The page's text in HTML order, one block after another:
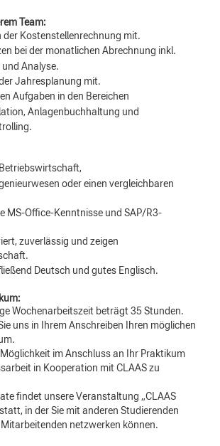
Team:
der Kostenstellenrechnung mit.
bei der monatlichen Abrechnung inkl.
Analyse.
Jahresplanung mit.
Aufgaben in den Bereichen
Anlagenbuchhaltung und
oder einen vergleichbaren
MS-Office-Kenntnisse und SAP/R3-
zuverlässig und zeigen
Deutsch und gutes Englisch.
Wochenarbeitszeit beträgt 35 Stunden.
uns in Ihrem Anschreiben Ihren möglichen
im Anschluss an Ihr Praktikum
in Kooperation mit CLAAS zu
findet unsere Veranstaltung „CLAAS
in der Sie mit anderen Studierenden
netzwerken können.